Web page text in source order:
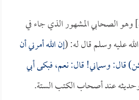
وهو الصحابي المشهور الذي جاء في
عليه وسلم قال له: (إن الله أمرني أن
قال: وسماني! قال: نعم، فبكىأبي
عند أصحاب الكتب الستة.